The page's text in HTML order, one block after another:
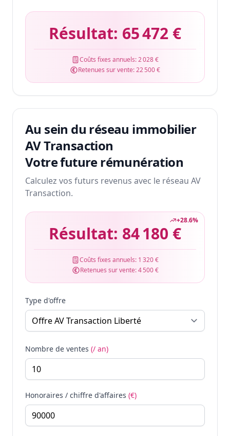
Résultat: 65 472 €
Coûts fixes annuels:2 028 €
Retenues sur vente:22 500 €
Au sein du réseau immobilier
AV Transaction
Votre future rémunération
Calculez vos futurs revenus avec le réseau AV
Transaction.
+28.6%
Résultat: 84 180 €
Coûts fixes annuels: 1 320 €
Retenues sur vente:4 500 €
Type d'offre
Nombre de ventes (/ an)
Honoraires / chiffre d'affaires (€)